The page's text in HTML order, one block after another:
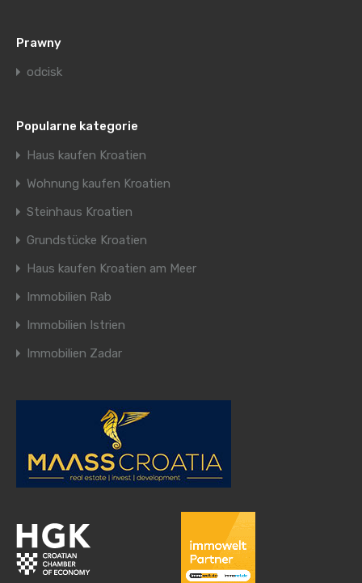
Prawny
odcisk
Popularne kategorie
Haus kaufen Kroatien
Wohnung kaufen Kroatien
Steinhaus Kroatien
Grundstücke Kroatien
Haus kaufen Kroatien am Meer
Immobilien Rab
Immobilien Istrien
Immobilien Zadar